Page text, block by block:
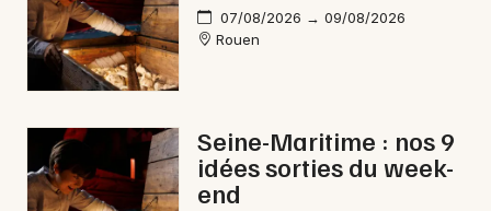
07/08/2026 → 09/08/2026
Rouen
Seine-Maritime : nos 9
idées sorties du week-
end